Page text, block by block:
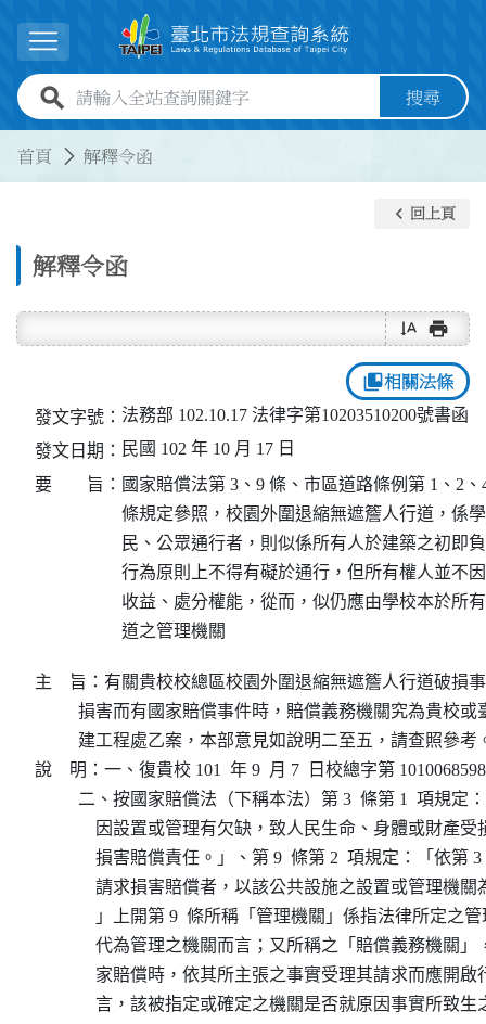
展開選單
全站查詢關鍵字欄位 搜尋
首頁 解釋令函
解釋令函
keyboard_arrow_left 回上頁
text_rotate_vertical print
collections_bookmark相關法條
發文字號： 法務部 102.10.17 法律字第10203510200號書函
發文日期： 民國 102 年 10 月 17 日
要 旨： 國家賠償法第 3、9 條、市區道路條例第 1、2
條規定參照，校園外圍退縮無遮簷人行道，係
民、公眾通行者，則似係所有人於建築之初即
行為原則上不得有礙於通行，但所有權人並不
收益、處分權能，從而，似仍應由學校本於所
道之管理機關
主    旨：有關貴校校總區校園外圍退縮無遮簷人行道破損
損害而有國家賠償事件時，賠償義務機關究為貴校
建工程處乙案，本部意見如說明二至五，請查照參考
說    明：一、復貴校 101  年 9  月 7  日校總字第
二、按國家賠償法（下稱本法）第 3  條第 1  項規
因設置或管理有欠缺，致人民生命、身體或財產
損害賠償責任。」、第 9  條第 2  項規定：「依第 3
請求損害賠償者，以該公共設施之設置或管理機
」上開第 9  條所稱「管理機關」係指法律所定之
代為管理之機關而言；又所稱之「賠償義務機關
家賠償時，依其所主張之事實受理其請求而應開
言，該被指定或確定之機關是否就原因事實所致